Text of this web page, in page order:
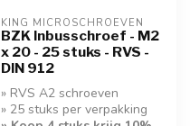
KING MICROSCHROEVEN
BZK Inbusschroef - M2
x 20 - 25 stuks - RVS -
DIN 912
» RVS A2 schroeven
» 25 stuks per verpakking